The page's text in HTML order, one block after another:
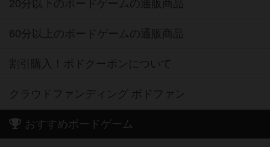
20分以下のボードゲームの通販商品
60分以上のボードゲームの通販商品
割引購入！ボドクーポンについて
クラウドファンディング ボドファン
おすすめボードゲーム